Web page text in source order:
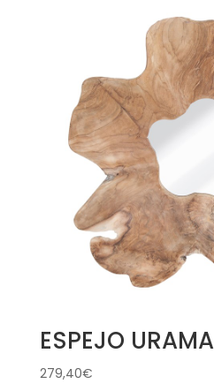
ESPEJO URAMA
279,40€